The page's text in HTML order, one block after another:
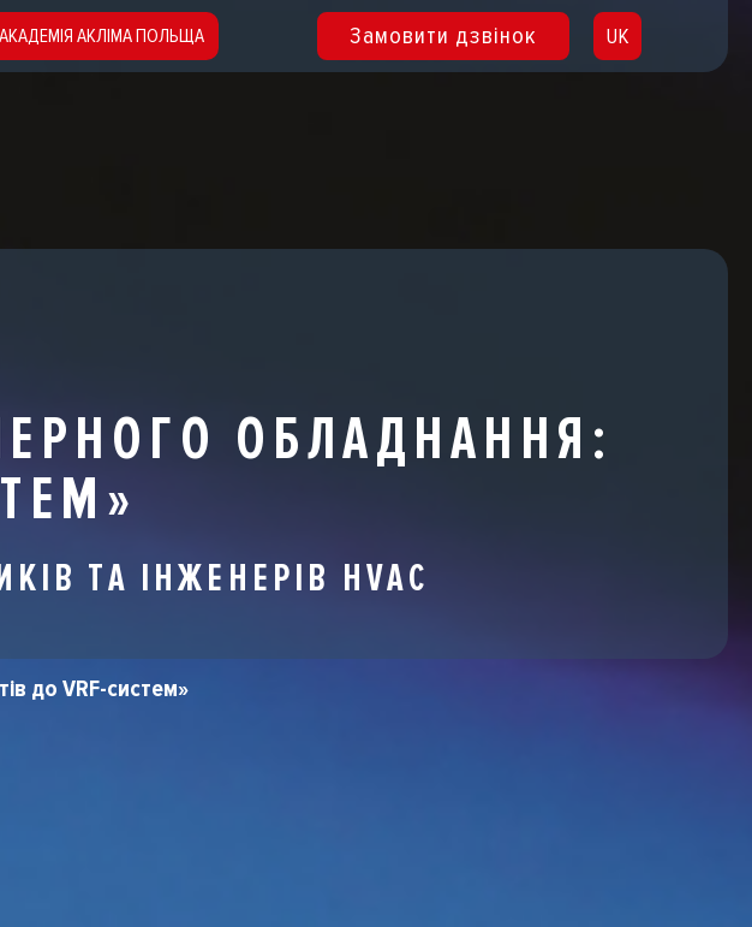
АКАДЕМІЯ АКЛІМА ПОЛЬЩА
RU
UK
Замовити дзвінок
ОБЛАДНАННЯ:
ТА ІНЖЕНЕРІВ HVAC
до VRF-систем»